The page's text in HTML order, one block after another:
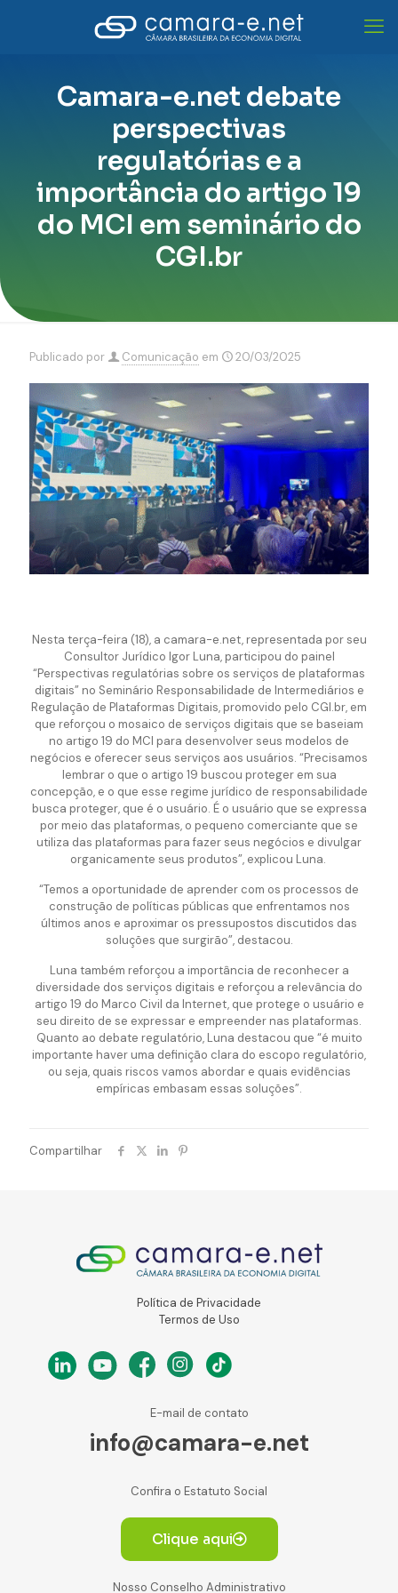
Camara-e.net debate
perspectivas
regulatórias e a
importância do artigo 19
do MCI em seminário do
CGI.br
Publicado por Comunicação em 20/03/2025
Nesta terça-feira (18), a camara-e.net, representada por seu
Consultor Jurídico Igor Luna, participou do painel
“Perspectivas regulatórias sobre os serviços de plataformas
digitais” no Seminário Responsabilidade de Intermediários e
Regulação de Plataformas Digitais, promovido pelo CGI.br, em
que reforçou o mosaico de serviços digitais que se baseiam
no artigo 19 do MCI para desenvolver seus modelos de
negócios e oferecer seus serviços aos usuários. “Precisamos
lembrar o que o artigo 19 buscou proteger em sua
concepção, e o que esse regime jurídico de responsabilidade
busca proteger, que é o usuário. É o usuário que se expressa
por meio das plataformas, o pequeno comerciante que se
utiliza das plataformas para fazer seus negócios e divulgar
organicamente seus produtos”, explicou Luna.
“Temos a oportunidade de aprender com os processos de
construção de políticas públicas que enfrentamos nos
últimos anos e aproximar os pressupostos discutidos das
soluções que surgirão”, destacou.
Luna também reforçou a importância de reconhecer a
diversidade dos serviços digitais e reforçou a relevância do
artigo 19 do Marco Civil da Internet, que protege o usuário e
seu direito de se expressar e empreender nas plataformas.
Quanto ao debate regulatório, Luna destacou que “é muito
importante haver uma definição clara do escopo regulatório,
ou seja, quais riscos vamos abordar e quais evidências
empíricas embasam essas soluções”.
Compartilhar
Política de Privacidade
Termos de Uso
E-mail de contato
info@camara-e.net
Confira o Estatuto Social
Clique aqui
Nosso Conselho Administrativo